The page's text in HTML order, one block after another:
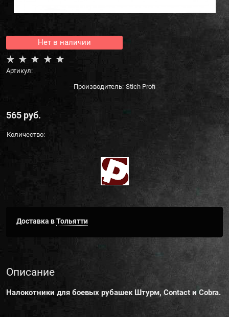
Нет в наличии
Артикул:
Производитель: Stich Profi
565 руб.
Количество:
Доставка вТольятти
Описание
Налокотники для боевых рубашек Штурм, Contact и Cobra.